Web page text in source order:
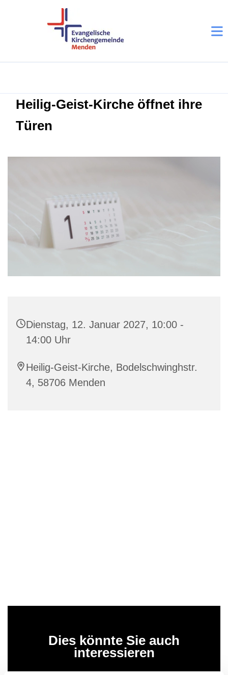
Heilig-Geist-Kirche öffnet ihre
Türen
Dienstag, 12. Januar 2027, 10:00 -
14:00 Uhr
Heilig-Geist-Kirche, Bodelschwinghstr.
4, 58706 Menden
Dies könnte Sie auch
interessieren